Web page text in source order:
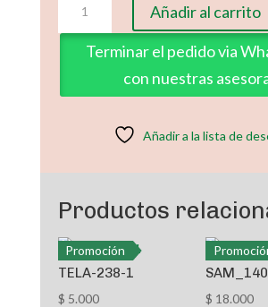
14
cantidad
Añadir al carrito
Terminar el pedido via
con nuestras
Añadir a la lista de
Productos
Promoción
TELA-238-1
$ 5.000 $ 18.000